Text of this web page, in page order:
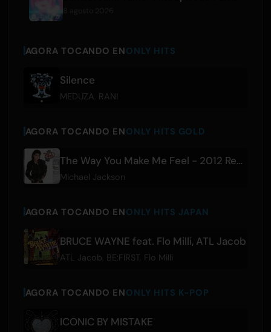
AGORA TOCANDO ENONLY HITS
Silence
MEDUZA RANI
AGORA TOCANDO ENONLY HITS GOLD
The Way You Make Me Feel - 2012 Remaster
Michael Jackson
AGORA TOCANDO ENONLY HITS JAPAN
BRUCE WAYNE feat. Flo Milli, ATL Jacob
ATL Jacob BE:FIRST, Flo Milli
AGORA TOCANDO ENONLY HITS K-POP
ICONIC BY MISTAKE